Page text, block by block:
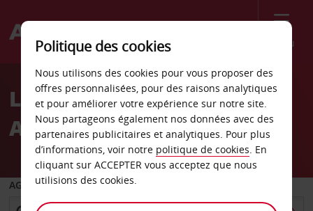
Menu
Welcome
AvisLocation de voiture
Avallon
AGENCE DE DÉPART
Politique des cookies
Nous utilisons des cookies pour vous proposer des
offres personnalisées, pour des raisons analytiques
et pour améliorer votre expérience sur notre site.
Nous partageons également nos données avec des
partenaires publicitaires et analytiques. Pour plus
d’informations, voir notre politique de cookies. En
cliquant sur ACCEPTER vous acceptez que nous
utilisions des cookies.